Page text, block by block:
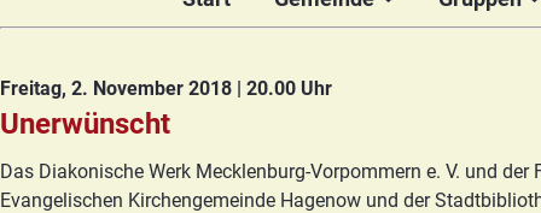
überspringen
Das Team
Orgelsanierung
Für
Freitag, 2. November 2018 | 20.00 Uhr
Unerwünscht
Das Diakonische Werk Mecklenburg-Vorpommern e. V. und
Evangelischen Kirchengemeinde Hagenow und der